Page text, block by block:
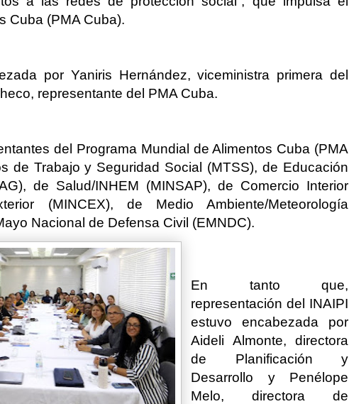
Cuba (PMA Cuba).
por Yaniris Hernández, viceministra primera del
representante del PMA Cuba.
del Programa Mundial de Alimentos Cuba (PMA
de Trabajo y Seguridad Social (MTSS), de Educación
de Salud/INHEM (MINSAP), de Comercio Interior
(MINCEX), de Medio Ambiente/Meteorología
Nacional de Defensa Civil (EMNDC).
En tanto que,
representación del INAIPI
estuvo encabezada por
Aideli Almonte, directora
de Planificación y
Desarrollo y Penélope
Melo, directora de